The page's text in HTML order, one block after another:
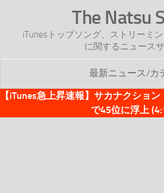
The Natsu
iTunesトップソング、ストリーミ
に関するニュース
最新ニュース/
TOP
【iTunes急上昇速報】サカナクショ
で45位に浮上